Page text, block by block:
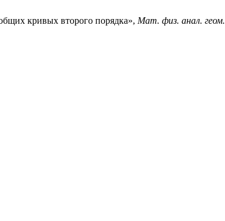
кривых второго порядка», Мат. физ. анал. геом.